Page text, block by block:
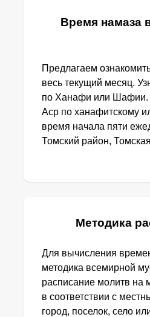
Время намаза
Предлагаем
весь текущий месяц.
по Ханафи или Шафии.
Аср по ханафитскому
время начала пяти
Томский район,
Методика
Для вычисления
методика всемирной
расписание молитв на
в соответствии с
город, поселок, село